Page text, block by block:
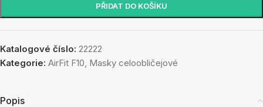
PŘIDAT DO KOŠÍKU
Katalogové číslo: 22222
Kategorie: AirFit F10, Masky celoobličejové
Popis